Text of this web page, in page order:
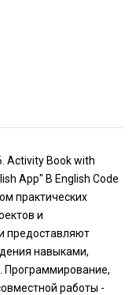
Activity Book with
App" В English Code
практических
и
предоставляют
навыками,
Программирование,
работы -